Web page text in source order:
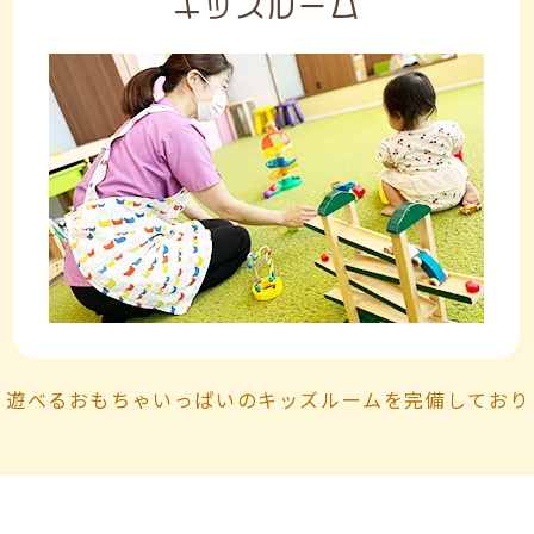
キッズルーム
べるおもちゃいっぱいのキッズルームを完備してお